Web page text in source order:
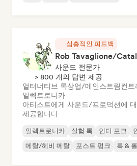
심층적인 피드백
Rob Tavaglione/
사운드 전문가
> 800 개의 답변 제공
얼터너티브 록상업/메인스트림컨트
일렉트로니카
아티스트에게 사운드/프로덕션에
제공합니다
일렉트로니카 실험 록 인디 포크
메탈/헤비 메탈
포스트 펑크 록 &